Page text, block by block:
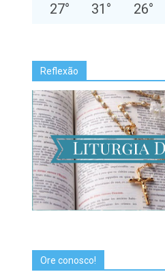
27° 31 ° 26°
Reflexão
Ore conosco!